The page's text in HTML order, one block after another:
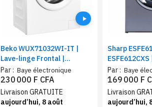
Beko WUX71032WI-IT |
Lave-linge Frontal |
Capacité 7 Kg | Type de
tambour : A alvéoles
Aquawave | Classe énergie :
C
Par : Baye électronique
230 000 F CFA
Livraison GRATUITE
aujourd’hui, 8 août
Sharp
Kg | Type de
| Lavage
Par : Baye
169 000 F
Livraison
aujourd’hui,